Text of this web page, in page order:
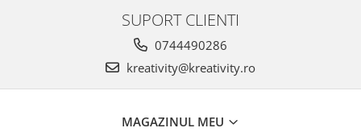
SUPORT CLIENTI
0744490286
kreativity@kreativity.ro
MAGAZINUL MEU